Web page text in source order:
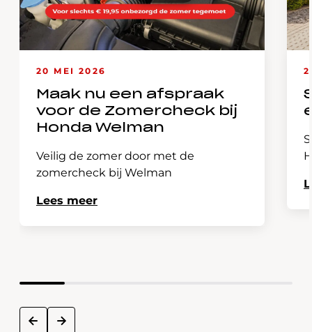
20 MEI 2026
Maak nu een afspraak
voor de Zomercheck bij
Honda Welman
Veilig de zomer door met de
zomercheck bij Welman
Lees meer
prev next